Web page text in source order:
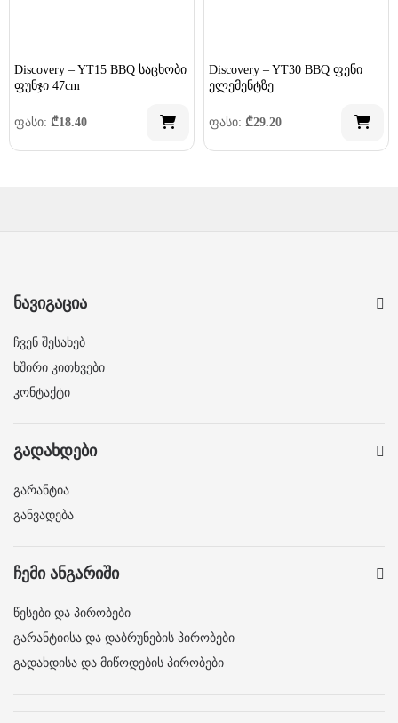
Discovery – YT15 BBQ საცხობი
ფუნჯი 47cm
ფასი: ₾18.40
Discovery – YT30 BBQ ფენი
ელემენტზე
ფასი: ₾29.20
ნავიგაცია
ჩვენ შესახებ
ხშირი კითხვები
კონტაქტი
გადახდები
გარანტია
განვადება
ჩემი ანგარიში
წესები და პირობები
გარანტიისა და დაბრუნების პირობები
გადახდისა და მიწოდების პირობები